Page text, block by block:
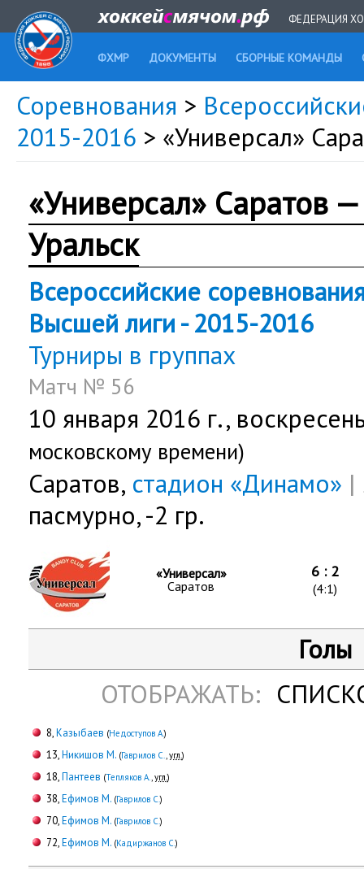
ФЕДЕРАЦИЯ
ФХМР ДОКУМЕНТЫ СБОРНЫЕ КОМАНДЫ
Соревнования >
2015-2016 > «Универсал»
«Универсал» Саратов
Уральск
Всероссийские
Высшей лиги - 2015-2016
Турниры в группах
Матч № 56
10 января 2016 г.,
московскому времени)
Саратов, стадион «Динамо» |
пасмурно, -2 гр.
«Универсал»
Саратов
6 : 2
(4:1)
Голы
ОТОБРАЖАТЬ:
8,Казыбаев (Недоступов А.)
13,Никишов М. (Гаврилов С.,угл.)
18,Пантеев (Тепляков А.,угл.)
38,Ефимов М. (Гаврилов С.)
70,Ефимов М. (Гаврилов С.)
72,Ефимов М. (Кадиржанов С.)